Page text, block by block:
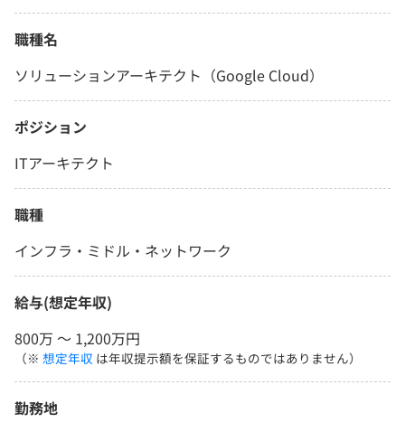
職種名
ソリューションアーキテクト（Google Cloud）
ポジション
ITアーキテクト
職種
インフラ・ミドル・ネットワーク
給与(想定年収)
800万 〜 1,200万円
（※ 想定年収 は年収提示額を保証するものではありません）
勤務地